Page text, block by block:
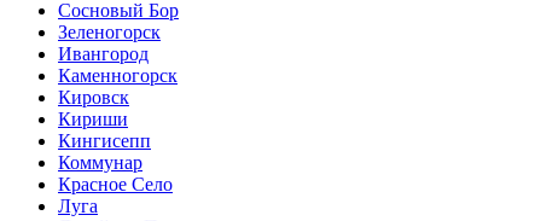
Сосновый Бор
Зеленогорск
Ивангород
Каменногорск
Кировск
Кириши
Кингисепп
Коммунар
Красное Село
Луга